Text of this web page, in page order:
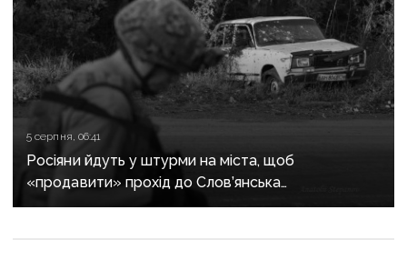
5 серпня, 06:41
Росіяни йдуть у штурми на міста, щоб
«продавити» прохід до Слов’янська
й Краматорська: як упродовж доби армія